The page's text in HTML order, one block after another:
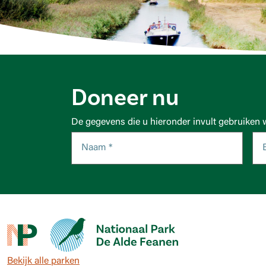
Doneer nu
De gegevens die u hieronder invult
Bekijk alle parken